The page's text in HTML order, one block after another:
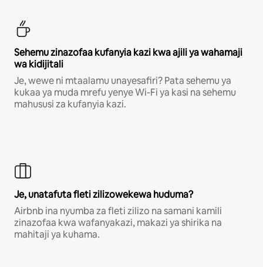
Sehemu zinazofaa kufanyia kazi kwa ajili ya wahamaji
wa kidijitali
Je, wewe ni mtaalamu unayesafiri? Pata sehemu ya
kukaa ya muda mrefu yenye Wi-Fi ya kasi na sehemu
mahususi za kufanyia kazi.
Je, unatafuta fleti zilizowekewa huduma?
Airbnb ina nyumba za fleti zilizo na samani kamili
zinazofaa kwa wafanyakazi, makazi ya shirika na
mahitaji ya kuhama.